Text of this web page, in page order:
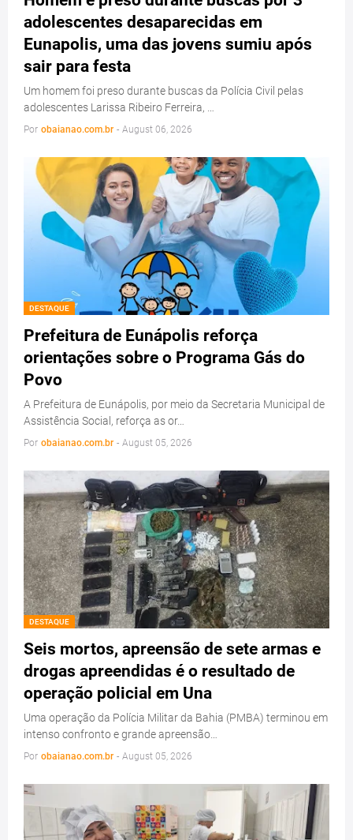
adolescentes desaparecidas em
Eunapolis, uma das jovens sumiu após
sair para festa
Um homem foi preso durante buscas da Polícia Civil pelas
adolescentes Larissa Ribeiro Ferreira, …
Por obaianao.com.br - August 06, 2026
DESTAQUE
Prefeitura de Eunápolis reforça
orientações sobre o Programa Gás do
Povo
A Prefeitura de Eunápolis, por meio da Secretaria Municipal de
Assistência Social, reforça as or…
Por obaianao.com.br - August 05, 2026
DESTAQUE
Seis mortos, apreensão de sete armas e
drogas apreendidas é o resultado de
operação policial em Una
Uma operação da Polícia Militar da Bahia (PMBA) terminou em
intenso confronto e grande apreensão…
Por obaianao.com.br - August 05, 2026